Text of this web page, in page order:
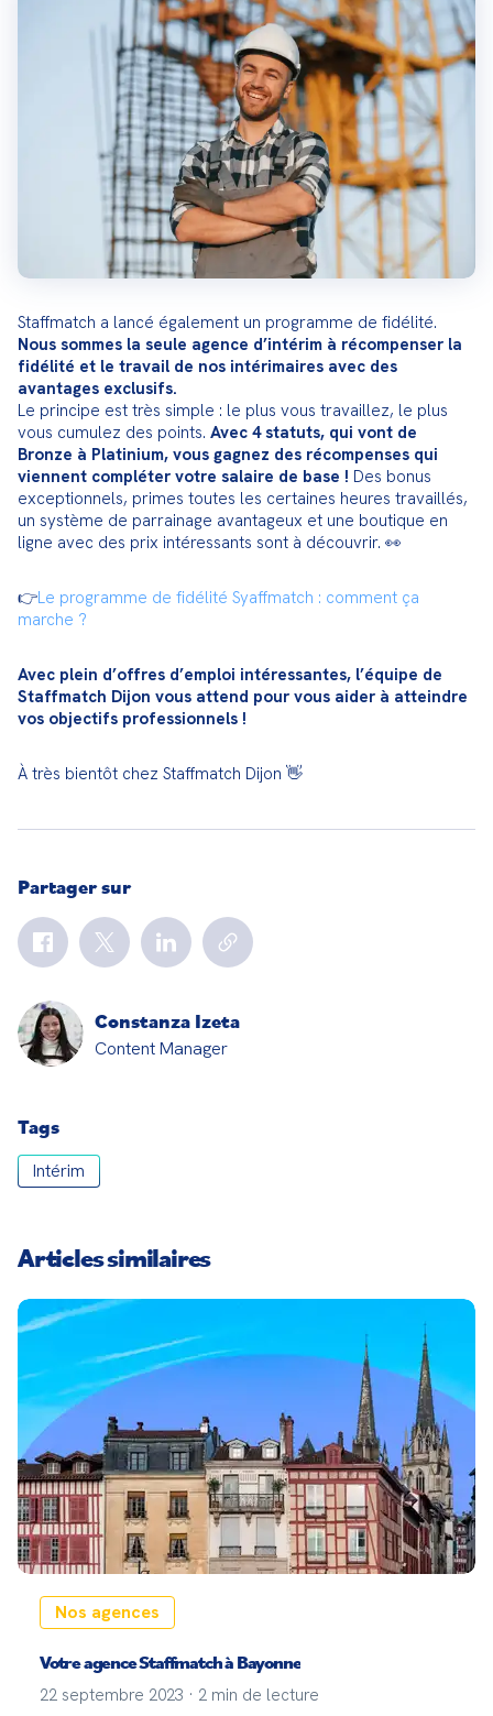
Nous sommes la seule agence d’intérim à récompenser la
fidélité et le travail de nos intérimaires avec des
avantages exclusifs.
Le principe est très simple : le plus vous travaillez, le plus
vous cumulez des points. Avec 4 statuts, qui vont de
Bronze à Platinium, vous gagnez des récompenses qui
viennent compléter votre salaire de base ! Des bonus
exceptionnels, primes toutes les certaines heures travaillés,
un système de parrainage avantageux et une boutique en
ligne avec des prix intéressants sont à découvrir. 👀
👉Le programme de fidélité Syaffmatch : comment ça
marche ?
Avec plein d’offres d’emploi intéressantes, l’équipe de
Staffmatch Dijon vous attend pour vous aider à atteindre
vos objectifs professionnels !
À très bientôt chez Staffmatch Dijon 👋
Partager sur
Constanza Izeta
Content Manager
Tags
Intérim
Articles similaires
Nos agences
Votre agence Staffmatch à Bayonne
22 septembre 2023 · 2 min de lecture